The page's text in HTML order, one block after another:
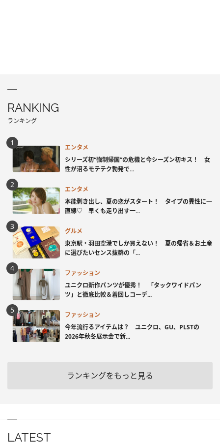
RANKING
ランキング
エンタメ
シリーズ初“強制帰国”の危機と今シーズン初キス！ 女
性が沼るモテテク勃発で...
エンタメ
本能剥き出し、夏の恋がスタート！ タイプの異性に一
直線♡ 早くも走り出す一...
グルメ
東京駅・羽田空港でしか買えない！ 夏の帰省＆お土産
に選びたいセンス抜群の「...
ファッション
ユニクロ新作パンツが優秀！ 「タックワイドパン
ツ」と徹底比較＆着回しコーデ...
ファッション
今年流行るアイテムは？ ユニクロ、GU、PLSTの
2026年秋冬展示会で新...
ランキングをもっと見る
LATEST